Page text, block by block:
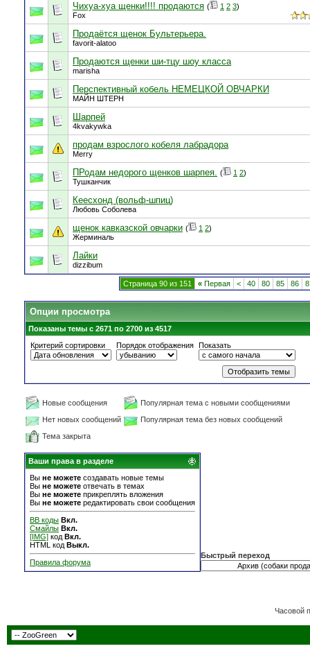
Чихуа-хуа щенки!!!! продаются ( 1 2 3)
Fox
Продаётся щенок Бультерьера.
favorit-alatoo
Продаются щенки ши-тцу шоу класса
marisha
Перспективный кобель НЕМЕЦКОЙ ОВЧАРКИ
МАЙН ШТЕРН
Шарпей
4kvakywka
продам взрослого кобеля лабрадора
Merry
ПРодам недорого щенков шарпея. ( 1 2)
Тушканчик
Кеесхонд (вольф-шпиц)
Любовь Соболева
щенок кавказской овчарки ( 1 2)
Жерминаль
Лайки
dizzibum
Страница 90 из 151 « Первая < 40 80 85 86
Опции просмотра
Показаны темы с 2671 по 2700 из 4517
Критерий сортировки
Порядок отображения Показать
Новые сообщения
Популярная тема с новыми сообщениями
Нет новых сообщений
Популярная тема без новых сообщений
Тема закрыта
Ваши права в разделе
Вы не можете создавать новые темы
Вы не можете отвечать в темах
Вы не можете прикреплять вложения
Вы не можете редактировать свои сообщения
BB коды Вкл.
Смайлы Вкл.
[IMG] код Вкл.
HTML код Выкл.
Правила форума
Быстрый переход
Часовой